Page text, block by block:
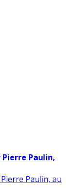
Paulin,